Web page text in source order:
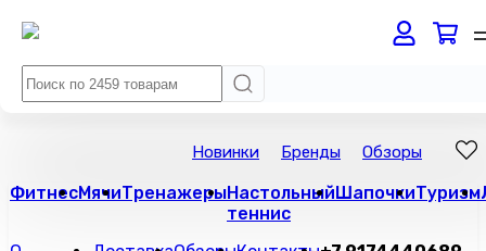
Новинки Бренды Обзоры
ФитнесМячиТренажерыНастольный
теннис
ШапочкиТуризм